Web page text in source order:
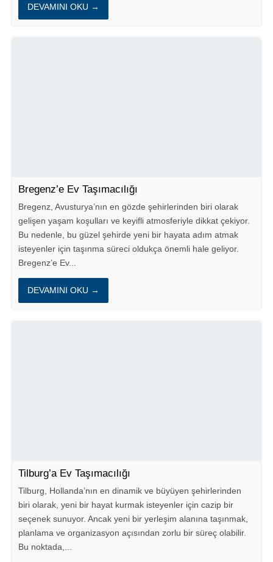
DEVAMINI OKU →
Bregenz’e Ev Taşımacılığı
Bregenz, Avusturya’nın en gözde şehirlerinden biri olarak
gelişen yaşam koşulları ve keyifli atmosferiyle dikkat çekiyor.
Bu nedenle, bu güzel şehirde yeni bir hayata adım atmak
isteyenler için taşınma süreci oldukça önemli hale geliyor.
Bregenz’e Ev...
DEVAMINI OKU →
Tilburg’a Ev Taşımacılığı
Tilburg, Hollanda’nın en dinamik ve büyüyen şehirlerinden
biri olarak, yeni bir hayat kurmak isteyenler için cazip bir
seçenek sunuyor. Ancak yeni bir yerleşim alanına taşınmak,
planlama ve organizasyon açısından zorlu bir süreç olabilir.
Bu noktada,...